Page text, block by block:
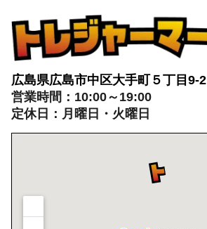
広島県広島市中区大手町５丁目9-2
営業時間：10:00～19:00
定休日：月曜日・火曜日